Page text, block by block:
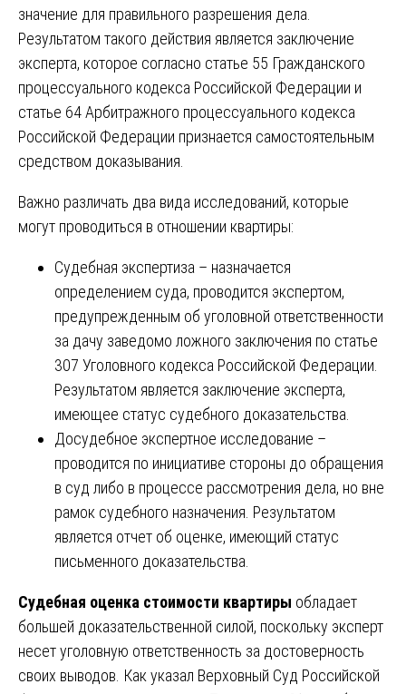
значение для правильного разрешения дела.
Результатом такого действия является заключение
эксперта, которое согласно статье 55 Гражданского
процессуального кодекса Российской Федерации и
статье 64 Арбитражного процессуального кодекса
Российской Федерации признается самостоятельным
средством доказывания.
Важно различать два вида исследований, которые
могут проводиться в отношении квартиры:
Судебная экспертиза – назначается
определением суда, проводится экспертом,
предупрежденным об уголовной ответственности
за дачу заведомо ложного заключения по статье
307 Уголовного кодекса Российской Федерации.
Результатом является заключение эксперта,
имеющее статус судебного доказательства.
Досудебное экспертное исследование –
проводится по инициативе стороны до обращения
в суд либо в процессе рассмотрения дела, но вне
рамок судебного назначения. Результатом
является отчет об оценке, имеющий статус
письменного доказательства.
Судебная оценка стоимости квартиры обладает
большей доказательственной силой, поскольку эксперт
несет уголовную ответственность за достоверность
своих выводов. Как указал Верховный Суд Российской